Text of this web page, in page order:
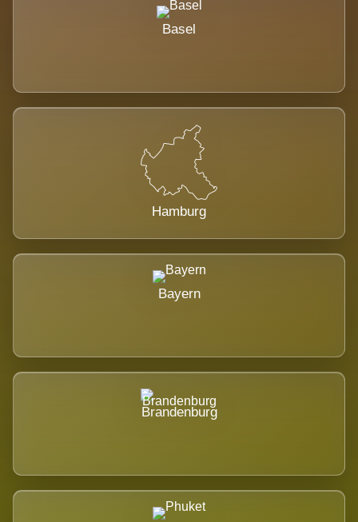
Basel
Hamburg
Bayern
Brandenburg